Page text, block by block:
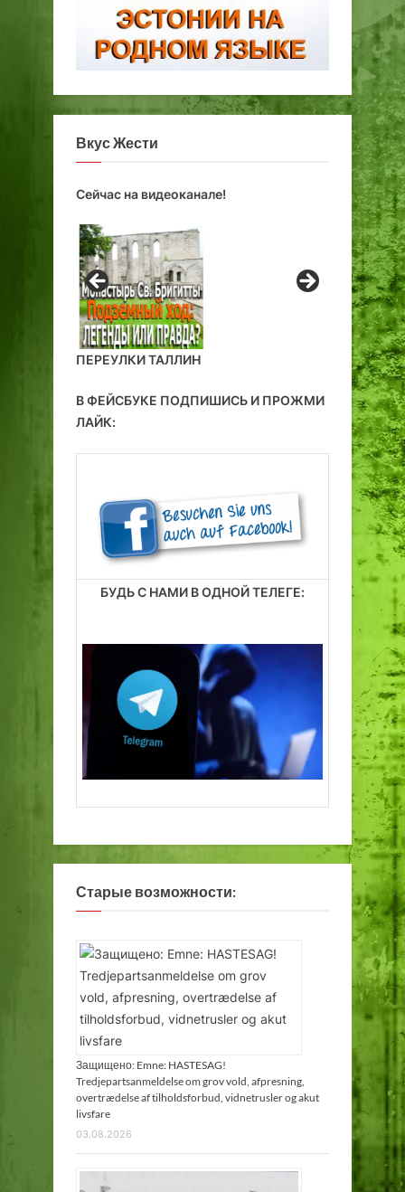
Вкус Жести
Сейчас на видеоканале!
ПЕРЕУЛКИ ТАЛЛИН
В ФЕЙСБУКЕ ПОДПИШИСЬ И ПРОЖМИ
ЛАЙК:
БУДЬ С НАМИ В ОДНОЙ ТЕЛЕГЕ:
Старые возможности:
Защищено: Emne: HASTESAG!
Tredjepartsanmeldelse om grov vold, afpresning,
overtrædelse af tilholdsforbud, vidnetrusler og akut
livsfare
03.08.2026